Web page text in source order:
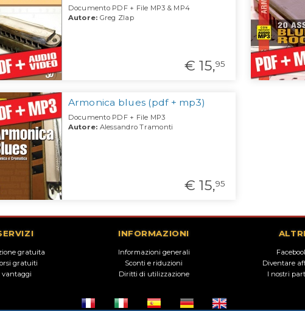
Documento PDF + File MP3 & MP4
Autore: Greg Zlap
€ 15,95
Armonica blues (pdf + mp3)
Documento PDF + File MP3
Autore: Alessandro Tramonti
€ 15,95
gratuita
gratuiti
vantaggi
INFORMAZIONI
Informazioni generali
Sconti e riduzioni
Diritti di utilizzazione
ALTRI
Diventare
I nostri